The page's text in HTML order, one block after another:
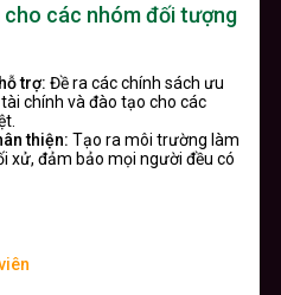
các nhóm đối tượng
trợ: Đề ra các chính sách ưu
chính và đào tạo cho các
thiện: Tạo ra môi trường làm
xử, đảm bảo mọi người đều có